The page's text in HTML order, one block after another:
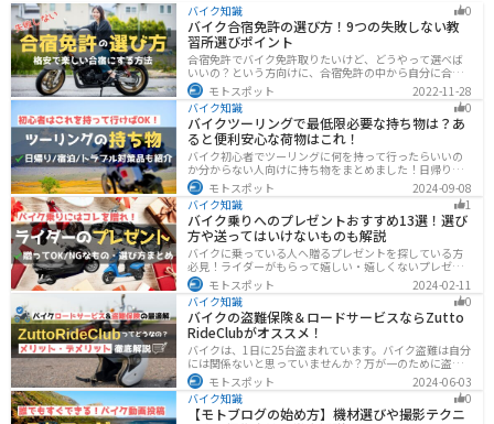
バイク知識 0
バイク合宿免許の選び方！9つの失敗しない教
習所選びポイント
合宿免許でバイク免許取りたいけど、どうやって選べば
いいの？という方向けに、合宿免許の中から自分に合っ
た教習所を選ぶ方法をまとめました。押さえるべきポイ
ントは9つです。料金をできるだけ抑えたり、旅行も兼ね
て楽しみたい人必見です！
モトスポット
2022-11-28
バイク知識
0
バイクツーリングで最低限必要な持ち物は？あ
ると便利安心な荷物はこれ！
バイク初心者でツーリングに何を持って行ったらいいの
か分からない人向けに持ち物をまとめました！日帰りや1
泊以上の日数別、トラブル対策やメンテ用品、出先であ
ると便利なアイテムまで全て解説しています。アレを忘
れた！持ってきたけど使わなかったなど出先で困らない
よう自分に必要な荷物を把握しておきましょう。
モトスポット
2024-09-08
バイク知識
1
バイク乗りへのプレゼントおすすめ13選！選び
方や送ってはいけないものも解説
バイクに乗っている人へ贈るプレゼントを探している方
必見！ライダーがもらって嬉しい・嬉しくないプレゼン
トをまとめました。選び方やオススメのプレゼントも紹
介していますので、プレゼント選びの参考にしてくださ
い。
モトスポット
2024-02-11
バイク知識
0
バイクの盗難保険＆ロードサービスならZutto
RideClubがオススメ！
バイクは、1日に25台盗まれています。バイク盗難は自分
には関係ないと思っていませんか？万が一のために盗難
保険を検討しておきましょう。この記事ではオススメの
バイク盗難保険「ZuttoRideClub」について解説します。
ロードサービスや会員限定特典などもあるので、お得な
バイク盗難保険を探している人に最適です。
モトスポット
2024-06-03
バイク知識
0
【モトブログの始め方】機材選びや撮影テクニ